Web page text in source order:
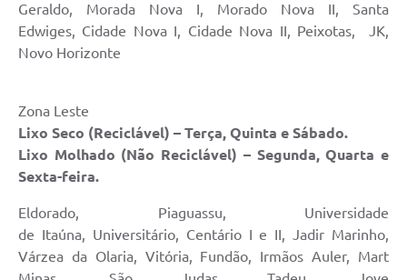
Geraldo, Morada Nova I, Morado Nova II, Santa
Edwiges, Cidade Nova I, Cidade Nova II, Peixotas, JK,
Novo Horizonte
Zona Leste
Lixo Seco (Reciclável) – Terça, Quinta e Sábado.
Lixo Molhado (Não Reciclável) – Segunda, Quarta e
Sexta-feira.
Eldorado, Piaguassu, Universidade
de Itaúna, Universitário, Centário I e II, Jadir Marinho,
Várzea da Olaria, Vitória, Fundão, Irmãos Auler, Mart